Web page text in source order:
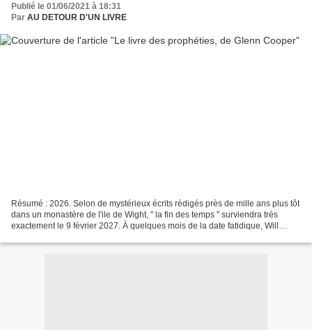
Publié le 01/06/2021 à 18:31
Par AU DETOUR D'UN LIVRE
Résumé : 2026. Selon de mystérieux écrits rédigés près de mille ans plus tôt
dans un monastère de l'ile de Wight, " la fin des temps " surviendra très
exactement le 9 février 2027. À quelques mois de la date fatidique, Will